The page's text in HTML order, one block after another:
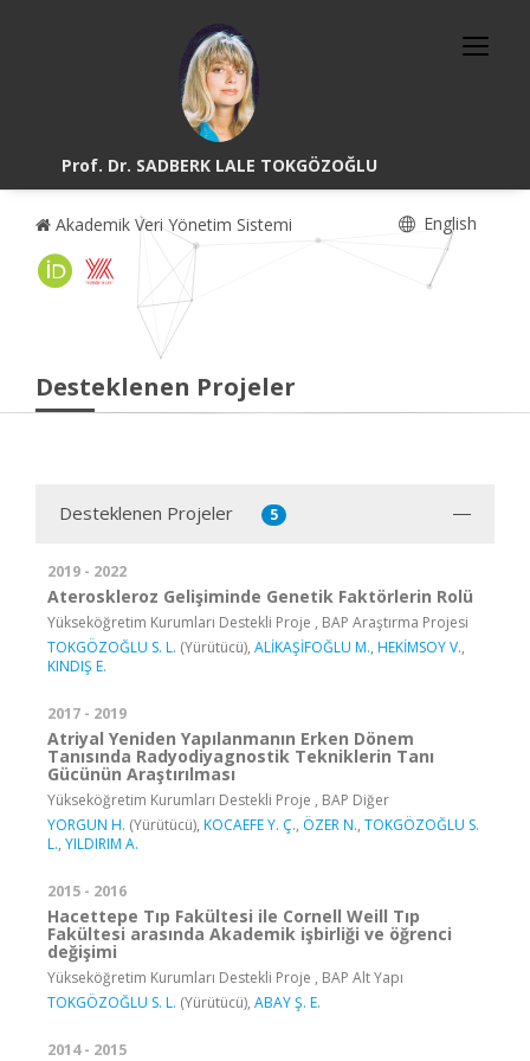
Prof. Dr. SADBERK LALE TOKGÖZOĞLU
Akademik Veri Yönetim Sistemi English
Desteklenen Projeler
Desteklenen Projeler 5
2019 - 2022
Ateroskleroz Gelişiminde Genetik Faktörlerin Rolü
Yükseköğretim Kurumları Destekli Proje , BAP Araştırma Projesi
TOKGÖZOĞLU S. L. (Yürütücü), ALİKAŞİFOĞLU M., HEKİMSOY V.,
KINDIŞ E.
2017 - 2019
Atriyal Yeniden Yapılanmanın Erken Dönem
Tanısında Radyodiyagnostik Tekniklerin Tanı
Gücünün Araştırılması
Yükseköğretim Kurumları Destekli Proje , BAP Diğer
YORGUN H. (Yürütücü), KOCAEFE Y. Ç., ÖZER N., TOKGÖZOĞLU S.
L., YILDIRIM A.
2015 - 2016
Hacettepe Tıp Fakültesi ile Cornell Weill Tıp
Fakültesi arasında Akademik işbirliği ve öğrenci
değişimi
Yükseköğretim Kurumları Destekli Proje , BAP Alt Yapı
TOKGÖZOĞLU S. L. (Yürütücü), ABAY Ş. E.
2014 - 2015